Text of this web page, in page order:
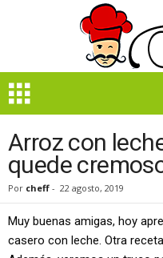
e
Arroz con
quede
Por cheff - 22 agosto, 2019
Muy buenas amigas, hoy
casero con leche. Otra